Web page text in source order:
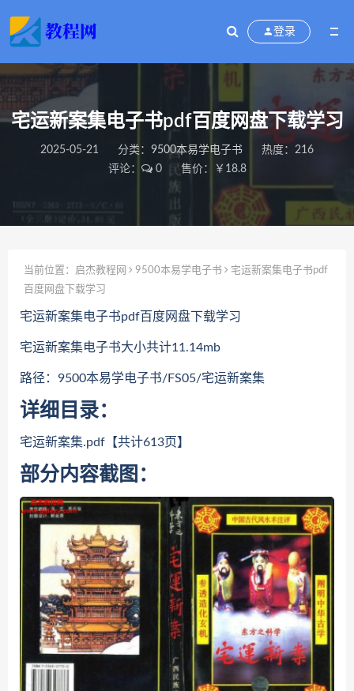
登录
宅运新案集电子书pdf百度网盘下载学习
2025-05-21 分类： 9500本易学电子书
热度：216
评论：
0 售价：￥18.8
当前位置： 启杰教程网 9500本易学电子书
宅运新案集电子书pdf
百度网盘下载学习
宅运新案集电子书pdf百度网盘下载学习
宅运新案集电子书大小共计11.14mb
路径：9500本易学电子书/FS05/宅运新案集
详细目录：
宅运新案集.pdf【共计613页】
部分内容截图：